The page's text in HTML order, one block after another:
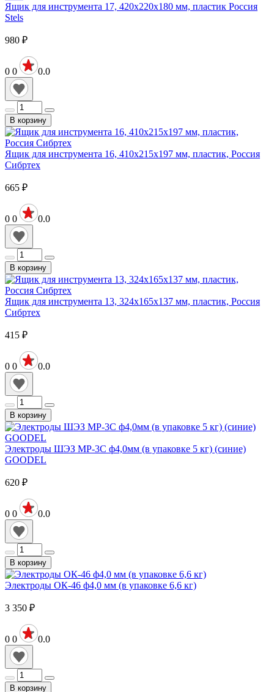
Ящик для инструмента 17, 420х220х180 мм, пластик Россия
Stels
980 ₽
0 0 0.0
В корзину
Ящик для инструмента 16, 410х215х197 мм, пластик, Россия
Сибртех
665 ₽
0 0 0.0
В корзину
Ящик для инструмента 13, 324х165х137 мм, пластик, Россия
Сибртех
415 ₽
0 0 0.0
В корзину
Электроды ШЭЗ МР-3С ф4,0мм (в упаковке 5 кг) (синие)
GOODEL
620 ₽
0 0 0.0
В корзину
Электроды ОК-46 ф4,0 мм (в упаковке 6,6 кг)
3 350 ₽
0 0 0.0
В корзину